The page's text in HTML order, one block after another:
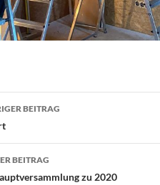
BEITRAG
BEITRAG
zu 2020